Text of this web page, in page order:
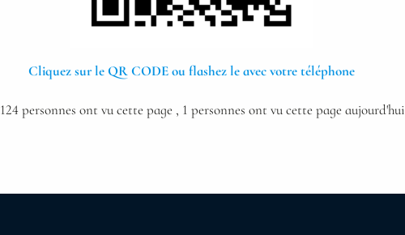
Cliquez sur le QR CODE ou flashez le avec votre téléphone
124 personnes ont vu cette page , 1 personnes ont vu cette page aujourd'hui